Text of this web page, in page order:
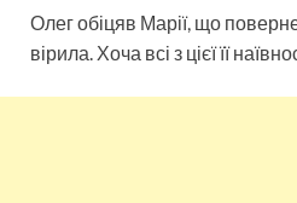
Олег обіцяв Марії, що
вірила. Хоча всі з цієї її